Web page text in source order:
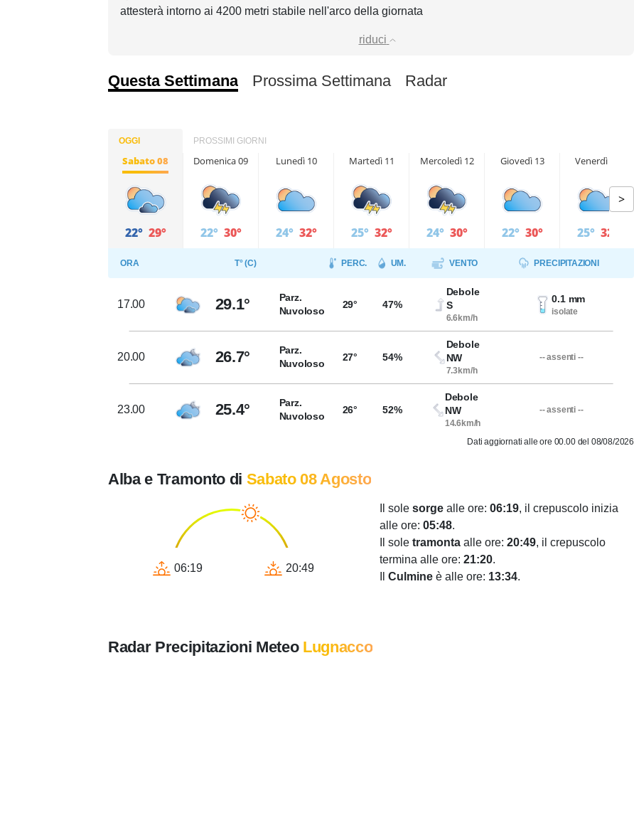
attesterà intorno ai 4200 metri stabile nell'arco della giornata
riduci
Questa Settimana Prossima Settimana Radar
OGGI PROSSIMI GIORNI
Sabato 08
22° 29°
Domenica 09
22° 30°
Lunedì 10
24° 32°
Martedì 11
25° 32°
Mercoledì 12
24° 30°
Giovedì 13
22° 30°
Venerdì 14
25° 32°
>
ORA T° (C) PERC. UM. VENTO PRECIPITAZIONI
17.00 29.1°
Parz.
Nuvoloso
29° 47%
Debole
S
6.6km/h
0.1 mm
isolate
20.00 26.7°
Parz.
Nuvoloso
27° 54%
Debole
NW
7.3km/h
-- assenti --
23.00 25.4°
Parz.
Nuvoloso
26° 52%
Debole
NW
14.6km/h
-- assenti --
Dati aggiornati alle ore 00.00 del 08/08/2026
Alba e Tramonto di Sabato 08 Agosto
06:19 20:49
Il sole sorge alle ore: 06:19, il crepuscolo inizia
alle ore: 05:48.
Il sole tramonta alle ore: 20:49, il crepuscolo
termina alle ore: 21:20.
Culmine è alle ore: 13:34.
Radar Precipitazioni Meteo Lugnacco